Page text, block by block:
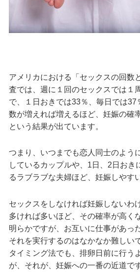
アメリカにおける「セックスの回数
査では、週に１回のセックスでは１
で、１日おきでは33％、毎日では37
数が増えれば増えるほど、妊娠の確
という結果が出ています。
つまり、いつまでも恋人同士のよう
しているカップルや、1日、2日おき
るラブラブな夫婦ほど、妊娠しやす
セックスをしなければ妊娠しないわ
多ければ多いほど、その確率が高く
明らかですが、お互いに仕事があっ
それを実行するのはなかなか難しい
タイミング法でも、排卵日前に行う
が、それが、妊娠への一番の近道です